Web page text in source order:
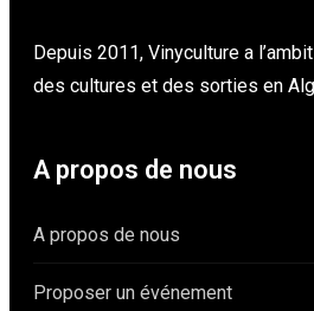
Depuis 2011, Vinyculture a
des cultures et des sorties en
A propos de nous
A propos de nous
Proposer un événement